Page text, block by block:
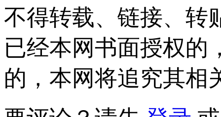
不得转载、链接、转
已经本网书面授权的
的，本网将追究其相